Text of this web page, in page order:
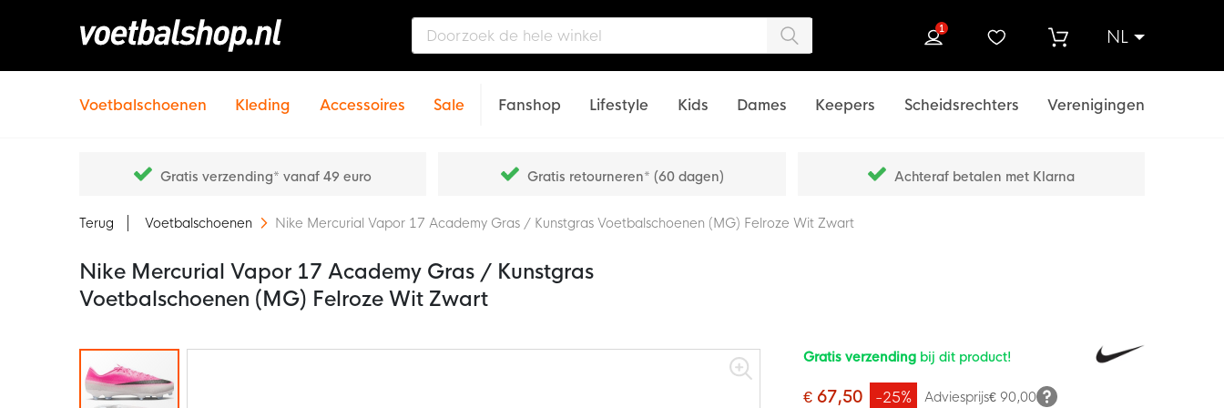
NL
1
Voetbalschoenen Kleding Accessoires Sale Fanshop Lifestyle Kids Dames Keepers Scheidsrechters Verenigingen
Gratis verzending* vanaf 49 euro Gratis retourneren* (60 dagen) Achteraf betalen met Klarna
Terug Voetbalschoenen Nike Mercurial Vapor 17 Academy Gras / Kunstgras Voetbalschoenen (MG) Felroze Wit Zwart
Nike Mercurial Vapor 17 Academy Gras / Kunstgras
Voetbalschoenen (MG) Felroze Wit Zwart
Ga
naar
het
einde
Gratis verzending bij dit product!
€ 67,50 Adviesprijs€ 90,00
-25%